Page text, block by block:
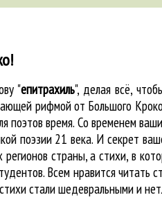
"епитрахиль", делая всё,
рифмой от Большого
время. Со временем
поэзии 21 века. И секрет
страны, а стихи, в
Всем нравится читать
стали шедевральными и